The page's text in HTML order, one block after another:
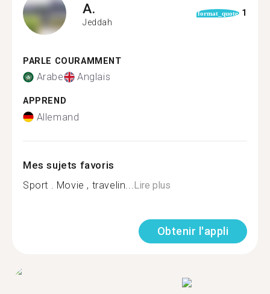
A.
Jeddah
format_quote 1
PARLE COURAMMENT
Arabe Anglais
APPREND
Allemand
Mes sujets favoris
Sport . Movie , travelin... Lire plus
Obtenir l'appli